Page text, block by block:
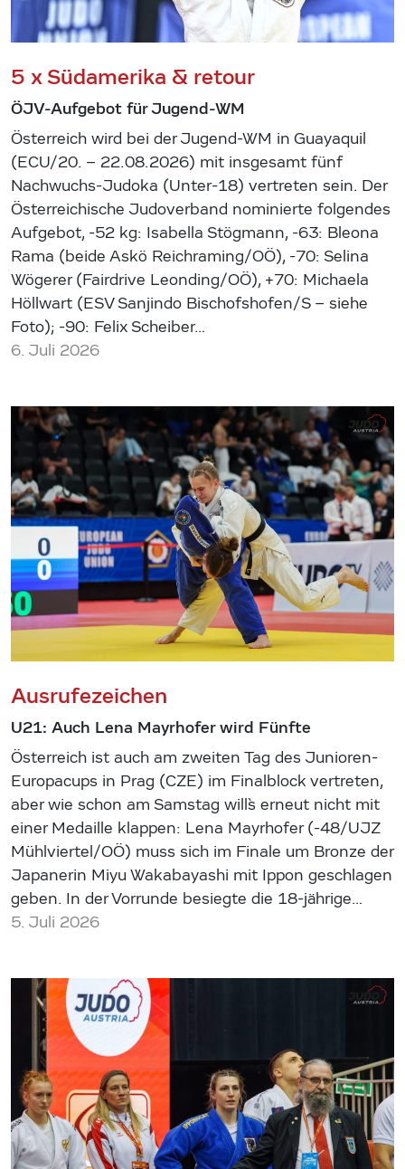
5 x Südamerika & retour
ÖJV-Aufgebot für Jugend-WM
Österreich wird bei der Jugend-WM in Guayaquil
(ECU/20. – 22.08.2026) mit insgesamt fünf
Nachwuchs-Judoka (Unter-18) vertreten sein. Der
Österreichische Judoverband nominierte folgendes
Aufgebot, -52 kg: Isabella Stögmann, -63: Bleona
Rama (beide Askö Reichraming/OÖ), -70: Selina
Wögerer (Fairdrive Leonding/OÖ), +70: Michaela
Höllwart (ESV Sanjindo Bischofshofen/S – siehe
Foto); -90: Felix Scheiber…
6. Juli 2026
Ausrufezeichen
U21: Auch Lena Mayrhofer wird Fünfte
Österreich ist auch am zweiten Tag des Junioren-
Europacups in Prag (CZE) im Finalblock vertreten,
aber wie schon am Samstag will`s erneut nicht mit
einer Medaille klappen: Lena Mayrhofer (-48/UJZ
Mühlviertel/OÖ) muss sich im Finale um Bronze der
Japanerin Miyu Wakabayashi mit Ippon geschlagen
geben. In der Vorrunde besiegte die 18-jährige…
5. Juli 2026